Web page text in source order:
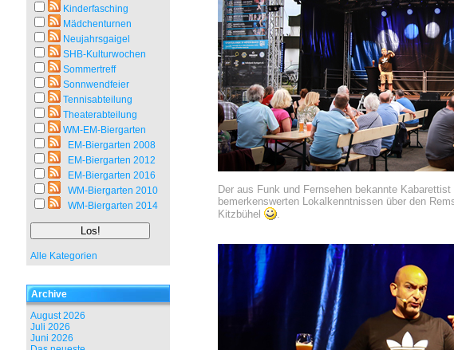
Kinderfasching
Mädchenturnen
Neujahrsgaigel
SHB-Kulturwochen
Sommertreff
Sonnwendfeier
Tennisabteilung
Theaterabteilung
WM-EM-Biergarten
EM-Biergarten 2008
EM-Biergarten 2012
EM-Biergarten 2016
WM-Biergarten 2010
WM-Biergarten 2014
Alle Kategorien
Archive
August 2026
Juli 2026
Juni 2026
Der aus Funk und Fernsehen bekannte
bemerkenswerten Lokalkenntnissen über den
Kitzbühel
.